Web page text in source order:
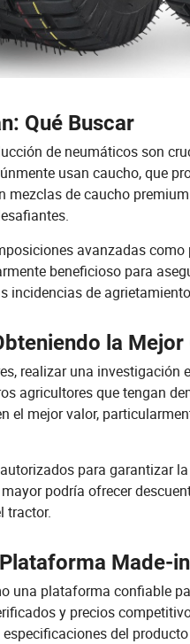
Qué Buscar
de neumáticos son
usan caucho, que
mezclas de caucho
avanzadas
beneficioso para
incidencias de
la
realizar una
agricultores que tengan
el mejor valor,
para garantizar
podría ofrecer
tractor.
Made-
una plataforma confiable
y precios
del